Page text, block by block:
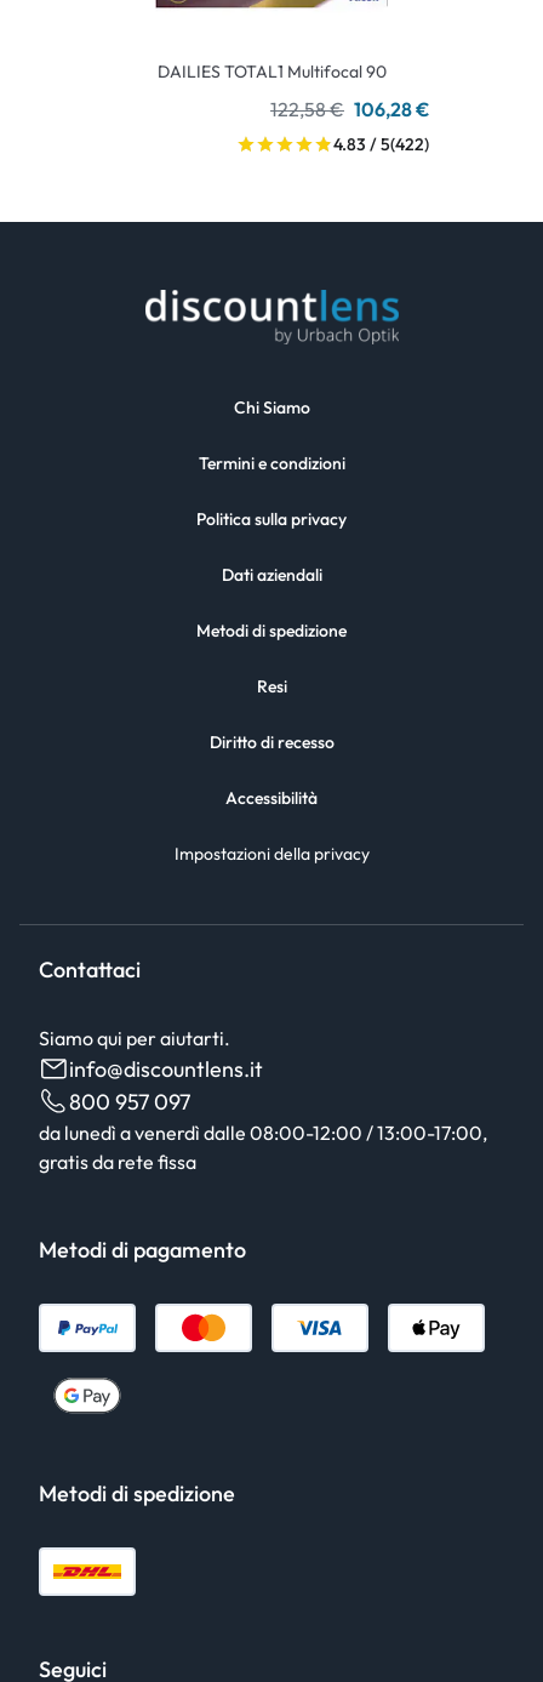
DAILIES TOTAL1 Multifocal 90
122,58 € 106,28 €
4.83 / 5(422)
Chi Siamo
Termini e condizioni
Politica sulla privacy
Dati aziendali
Metodi di spedizione
Resi
Diritto di recesso
Accessibilità
Impostazioni della privacy
Contattaci
Siamo qui per aiutarti.
info@discountlens.it
800 957 097
da lunedì a venerdì dalle 08:00-12:00 / 13:00-17:00,
gratis da rete fissa
Metodi di pagamento
Metodi di spedizione
Seguici